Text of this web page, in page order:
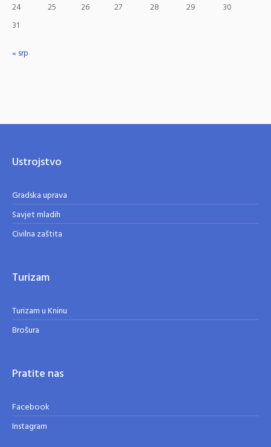
24
25 26 27 28 29
30
31
« srp
Ustrojstvo
Gradska uprava
Savjet mladih
Civilna zaštita
Turizam
Turizam u Kninu
Brošura
Pratite nas
Facebook
Instagram